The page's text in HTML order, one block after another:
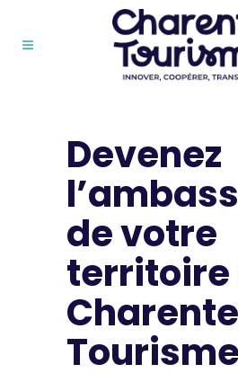
Devenez
de votre
territoire